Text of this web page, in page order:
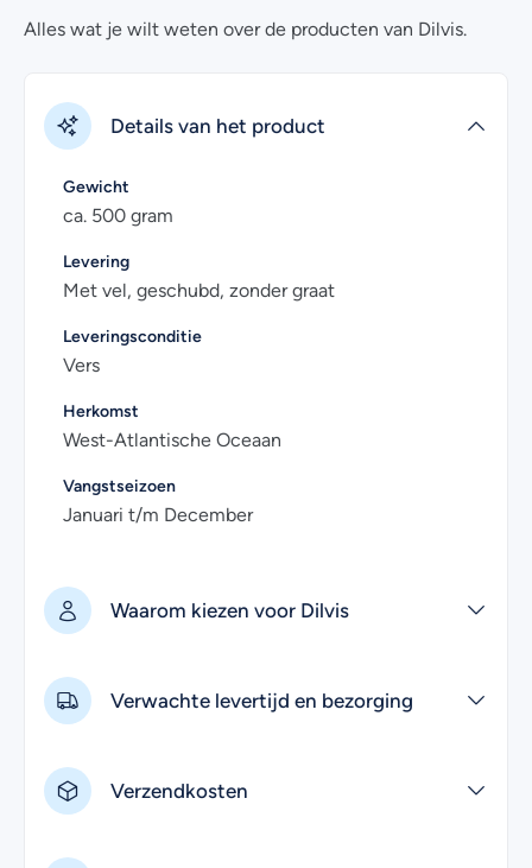
visschotel. Ook heerlijk als zondags vispannetje uit de
Verse roodbaarsfilet is 5 dagen houdbaar in de koelkast.
De filet wordt per 500 gram vacuüm verpakt en
roodbaarsfilet? Kijk dan eens bij de
Uiteraard kan je voor meer informatie ook contact met
ons opnemen. Wij helpen je graag!
Alles wat je wilt weten over de producten van Dilvis.
Details van het product
Gewicht
ca. 500 gram
Levering
Met vel, geschubd, zonder graat
Leveringsconditie
Vers
Herkomst
West-Atlantische Oceaan
Vangstseizoen
Januari t/m December
Waarom kiezen voor Dilvis
Verwachte levertijd en bezorging
Verzendkosten